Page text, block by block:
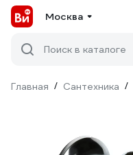
Москва
Поиск в каталоге
Главная / Сантехника /